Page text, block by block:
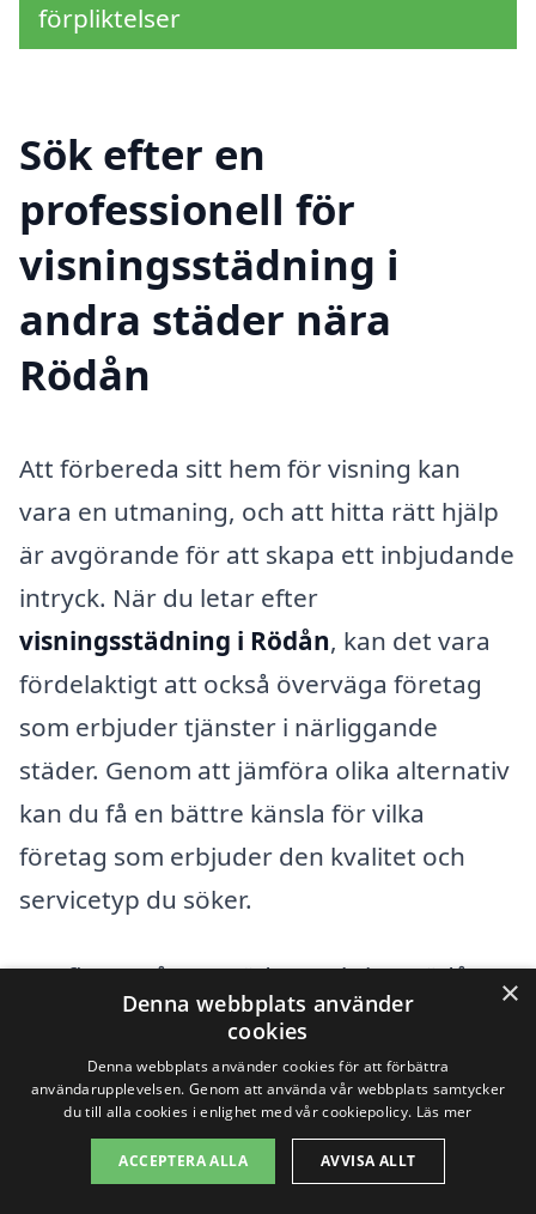
förpliktelser
Sök efter en
professionell för
visningsstädning i
andra städer nära
Rödån
Att förbereda sitt hem för visning kan
vara en utmaning, och att hitta rätt hjälp
är avgörande för att skapa ett inbjudande
intryck. När du letar efter
visningsstädning i Rödån, kan det vara
fördelaktigt att också överväga företag
som erbjuder tjänster i närliggande
städer. Genom att jämföra olika alternativ
kan du få en bättre känsla för vilka
företag som erbjuder den kvalitet och
servicetyp du söker.
Det finns många städer omkring Rödån
som kan vara värda att titta närmare på.
Här är några exempel på städer där du
kan hitta professionell visningsstädning:
Habo
×
Denna webbplats använder
cookies
Denna webbplats använder cookies för att förbättra
användarupplevelsen. Genom att använda vår webbplats samtycker
du till alla cookies i enlighet med vår cookiepolicy. Läs mer
ACCEPTERA ALLA AVVISA ALLT